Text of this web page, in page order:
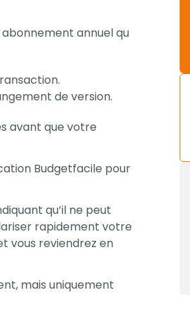
abonnement annuel qu
de version.
avant que votre
Budgetfacile pour
qu’il ne peut
rapidement votre
vous reviendrez en
mais uniquement